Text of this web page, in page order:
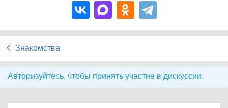
Знакомства
Авторизуйтесь, чтобы принять участие в дискуссии.